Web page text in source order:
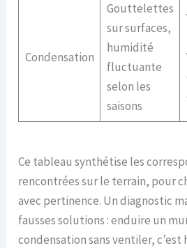
Condensation
Gouttelettes
sur surfaces,
humidité
fluctuante
selon les
saisons
Ce tableau synthétise les
rencontrées sur le terrain, pour
avec pertinence. Un diagnostic
fausses solutions : enduire un
condensation sans ventiler,